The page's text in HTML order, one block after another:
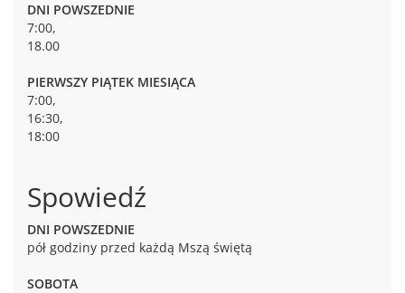
DNI POWSZEDNIE
7:00,
18.00
PIERWSZY PIĄTEK MIESIĄCA
7:00,
16:30,
18:00
Spowiedź
DNI POWSZEDNIE
pół godziny przed każdą Mszą świętą
SOBOTA